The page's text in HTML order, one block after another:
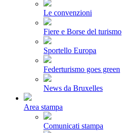
Le convenzioni
Fiere e Borse del turismo
Sportello Europa
Federturismo goes green
News da Bruxelles
Area stampa
Comunicati stampa